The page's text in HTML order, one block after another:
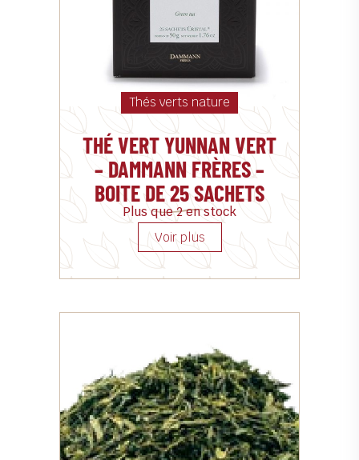
Thés verts nature
THÉ VERT YUNNAN VERT
– DAMMANN FRÈRES –
BOITE DE 25 SACHETS
Plus que 2 en stock